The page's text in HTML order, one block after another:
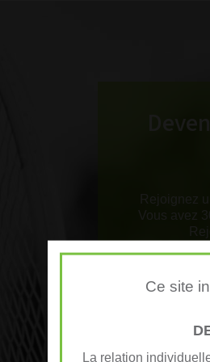
Rejoignez
Vous avez
Ce site
La relation